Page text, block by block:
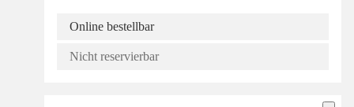
Online bestellbar
Nicht reservierbar